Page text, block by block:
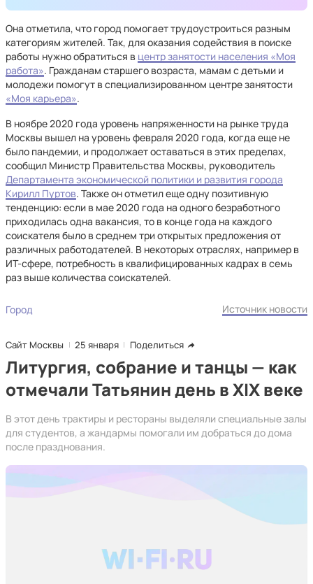
Она отметила, что город помогает трудоустроиться разным
категориям жителей. Так, для оказания содействия в поиске
работы нужно обратиться в центр занятости населения «Моя
работа». Гражданам старшего возраста, мамам с детьми и
молодежи помогут в специализированном центре занятости
«Моя карьера».
В ноябре 2020 года уровень напряженности на рынке труда
Москвы вышел на уровень февраля 2020 года, когда еще не
было пандемии, и продолжает оставаться в этих пределах,
сообщил Министр Правительства Москвы, руководитель
Департамента экономической политики и развития города
Кирилл Пуртов. Также он отметил еще одну позитивную
тенденцию: если в мае 2020 года на одного безработного
приходилась одна вакансия, то в конце года на каждого
соискателя было в среднем три открытых предложения от
различных работодателей. В некоторых отраслях, например в
ИТ-сфере, потребность в квалифицированных кадрах в семь
раз выше количества соискателей.
Город Источник новости
Сайт Москвы 25 января Поделиться
Литургия, собрание и танцы — как
отмечали Татьянин день в XIX веке
В этот день трактиры и рестораны выделяли специальные залы
для студентов, а жандармы помогали им добраться до дома
после празднования.